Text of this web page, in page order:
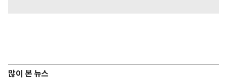
많이 본 뉴스